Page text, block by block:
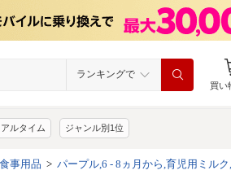
ランキングで
買い
アルタイム ジャンル別1位
事用品 > パープル,6 - 8ヵ月から,育児用ミル